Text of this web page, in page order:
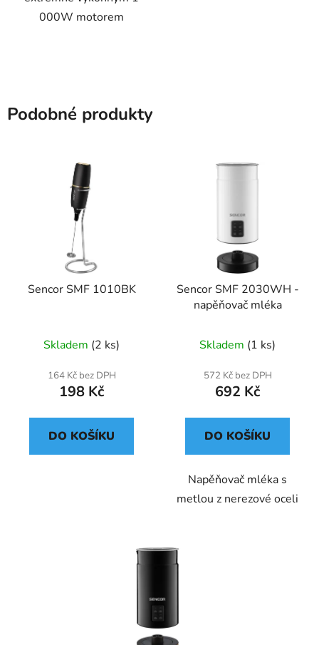
000W motorem
Podobné produkty
Sencor SMF 1010BK
Skladem (2 ks)
164 Kč bez DPH
198 Kč
DO KOŠÍKU
Sencor SMF 2030WH -
napěňovač mléka
Skladem (1 ks)
572 Kč bez DPH
692 Kč
DO KOŠÍKU
Napěňovač mléka s
metlou z nerezové oceli